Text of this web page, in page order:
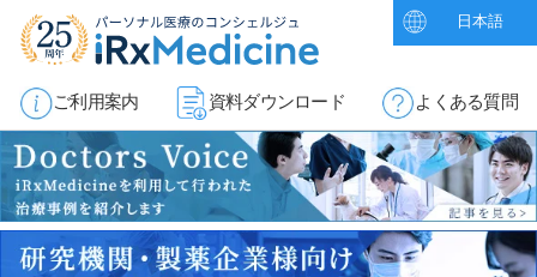
日本語
ご利用案内 資料ダウンロード よくある質問